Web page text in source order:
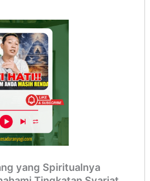
yang Spiritualnya